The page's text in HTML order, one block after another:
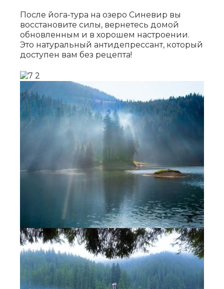
После йога-тура на озеро Синевир вы
восстановите силы, вернетесь домой
обновленным и в хорошем настроении.
Это натуральный антидепрессант, который
доступен вам без рецепта!